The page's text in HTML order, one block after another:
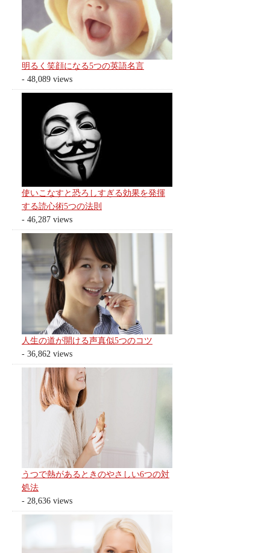
明るく笑顔になる5つの英語名言
- 48,089 views
使いこなすと恐ろしすぎる効果を発揮
する読心術5つの法則
- 46,287 views
人生の道が開ける声真似5つのコツ
- 36,862 views
うつで熱があるときのやさしい6つの対
処法
- 28,636 views